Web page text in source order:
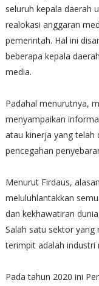
seluruh kepala daerah
realokasi anggaran
pemerintah. Hal ini
beberapa kepala
media.
Padahal menurutnya,
menyampaikan
atau kinerja yang telah
pencegahan
Menurut Firdaus,
meluluhlantakkan
dan kekhawatiran
Salah satu sektor yang
terimpit adalah industri
Pada tahun 2020 ini